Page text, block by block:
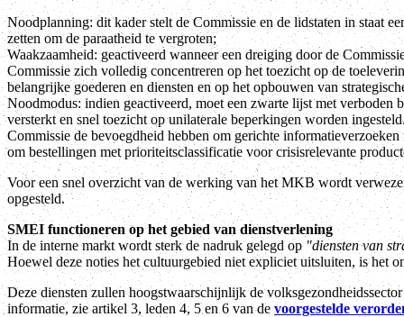
Noodplanning: dit kader stelt de Commissie en de lidstaten in staat
zetten om de paraatheid te vergroten;
Waakzaamheid: geactiveerd wanneer een dreiging door de
Commissie zich volledig concentreren op het toezicht op de
belangrijke goederen en diensten en op het opbouwen van
Noodmodus: indien geactiveerd, moet een zwarte lijst met verboden
versterkt en snel toezicht op unilaterale beperkingen worden
Commissie de bevoegdheid hebben om gerichte
om bestellingen met prioriteitsclassificatie voor crisisrelevante
Voor een snel overzicht van de werking van het MKB wordt
opgesteld.
SMEI functioneren op het gebied van dienstverlening
In de interne markt wordt sterk de nadruk gelegd op "diensten van
Hoewel deze noties het cultuurgebied niet expliciet uitsluiten, is het
Deze diensten zullen hoogstwaarschijnlijk de
informatie, zie artikel 3, leden 4, 5 en 6 van de voorgestelde